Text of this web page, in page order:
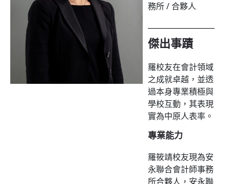
務所 / 合夥人
傑出事蹟
羅校友在會計領域
之成就卓越，並透
過本身專業積極與
學校互動，其表現
實為中原人表率。
專業能力
羅筱靖校友現為安
永聯合會計師事務
所合夥人，安永聯